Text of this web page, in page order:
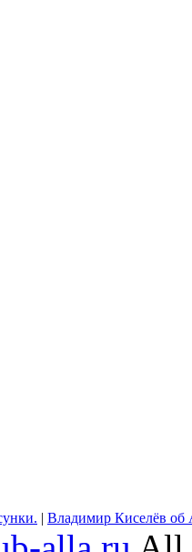
| Владимир Киселёв об